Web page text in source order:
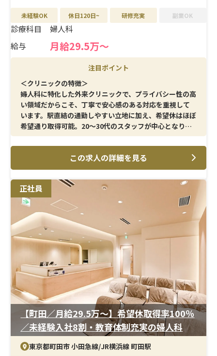
未経験OK 休日120日~ 研修充実 副業OK
診療科目
婦人科
給与
月給29.5万〜
注目ポイント
＜クリニックの特徴＞
婦人科に特化した外来クリニックで、プライバシー性の高
い領域だからこそ、丁寧で安心感のある対応を重視して
います。駅直結の通勤しやすい立地に加え、希望休はほぼ
希望通り取得可能。20〜30代のスタッフが中心となり、
協力しながら働ける環境です。
超音波エコー／子宮頸がん検査／膣培養／クラミジア・
淋菌検査／ポリープ切除／バルトリン腺穿刺／中絶・流
産手術／ピル処方関連（アフターピル・月経移動・
OC/LEP）など
＜研修制度＞
スタッフの多くが婦人科未経験からのスタートで、系列院
での研修体制が整っています。入職後は専任の教育担当が
つき、段階的にスキルを習得できる環境です。独り立ちま
でしっかりフォローがあるため、安心して業務に慣れて
いくことができます。
＜待遇＞
年2回の賞与支給実績があり、安定した収入を確保しやす
い体制です。役割やスキルに応じた手当もあり、キャリア
アップに伴う収入増も期待できます。月9〜11日のシフト
休に加え、夏季・冬季休暇も取得可能で、オンとオフのバ
ランスを取りやすい働き方が叶います。
この求人の詳細を見る
正社員
【町田／月給29.5万〜】希望休取得率100％
／未経験入社8割・教育体制充実の婦人科
東京都町田市 小田急線/JR横浜線 町田駅